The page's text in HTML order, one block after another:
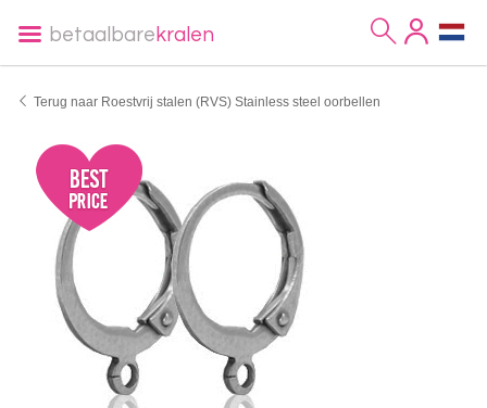
betaalbare kralen
Terug naar Roestvrij stalen (RVS) Stainless steel oorbellen